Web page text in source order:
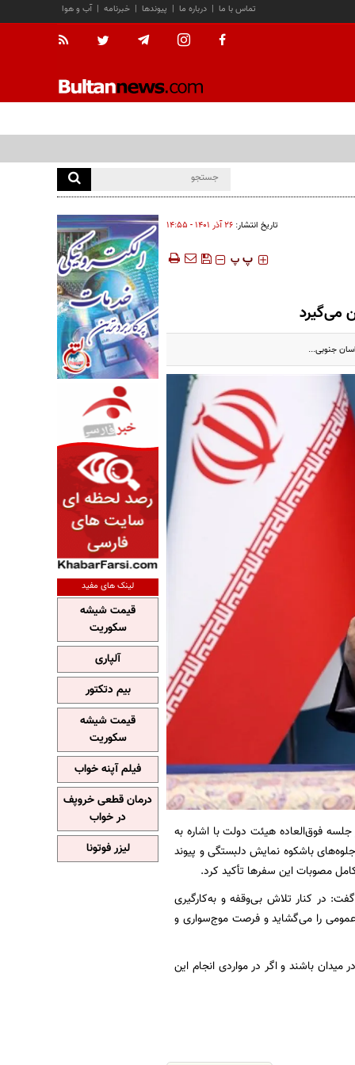
آب و هوا | خبرنامه | پیوندها | درباره ما | تماس با ما
تاریخ انتشار: ۲۶ آذر ۱۴۰۱ - ۱۴:۵۵
‍‍‍ پ پ
می‌گیرد
جنوبی...
فوق‌العاده هیئت دولت با اشاره به
باشکوه نمایش دلبستگی و پیوند
مصوبات این سفرها تأکید کرد.
در کنار تلاش بی‌وقفه و به‌کارگیری
را می‌گشاید و فرصت موج‌سواری و
باشند و اگر در مواردی انجام این
لینک های مفید
قیمت شیشه
سکوریت
آلپاری
بیم دتکتور
قیمت شیشه
سکوریت
فیلم آپنه خواب
درمان قطعی خروپف
در خواب
لیزر فوتونا